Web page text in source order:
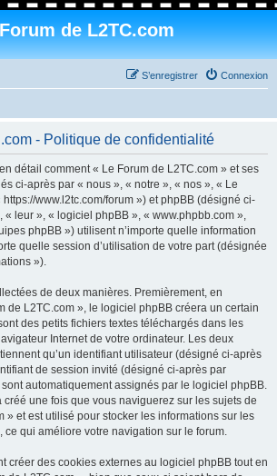
de L2TC.com
Connexion
S’enregistrer
- Politique de confidentialité
détail comment « Le Forum de L2TC.com » et ses
ci-après par « nous », « notre », « nos », « Le
https://www.l2tc.com/forum ») et phpBB (désigné ci-
« leur », « logiciel phpBB », « www.phpbb.com »,
phpBB ») utilisent n’importe quelle information
quelle session d’utilisation de votre part (désignée
»).
de deux manières. Premièrement, en
de L2TC.com », le logiciel phpBB créera un certain
des petits fichiers textes téléchargés dans les
Internet de votre ordinateur. Les deux
qu’un identifiant utilisateur (désigné ci-après
de session invité (désigné ci-après par
automatiquement assignés par le logiciel phpBB.
créé une fois que vous naviguerez sur les sujets de
» et est utilisé pour stocker les informations sur les
ce qui améliore votre navigation sur le forum.
créer des cookies externes au logiciel phpBB tout en